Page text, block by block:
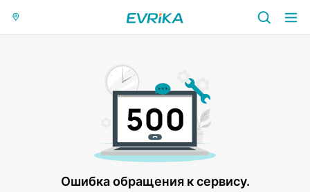
Ошибка обращения к сервису.